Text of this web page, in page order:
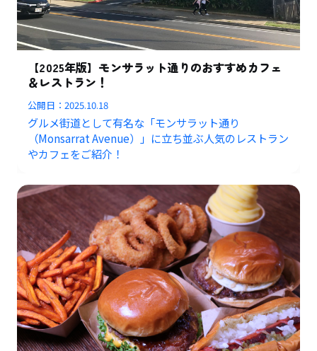
【2025年版】モンサラット通りのおすすめカフェ
＆レストラン！
公開日：2025.10.18
グルメ街道として有名な「モンサラット通り
（Monsarrat Avenue）」に立ち並ぶ人気のレストラン
やカフェをご紹介！